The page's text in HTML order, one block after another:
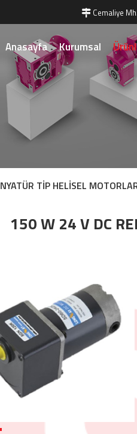
Cemaliye
Anasayfa Kurumsal
TİP HELİSEL
150 W 24 V DC